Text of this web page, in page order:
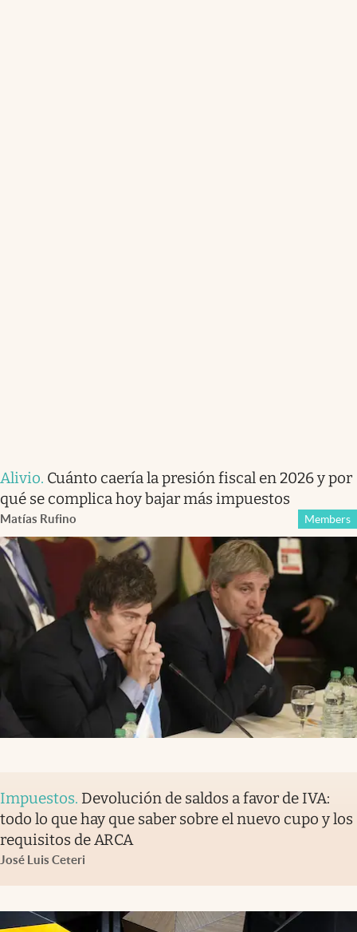
Alivio. Cuánto caería la presión fiscal en 2026 y por
qué se complica hoy bajar más impuestos
Matías Rufino Members
Impuestos. Devolución de saldos a favor de IVA:
todo lo que hay que saber sobre el nuevo cupo y los
requisitos de ARCA
José Luis Ceteri